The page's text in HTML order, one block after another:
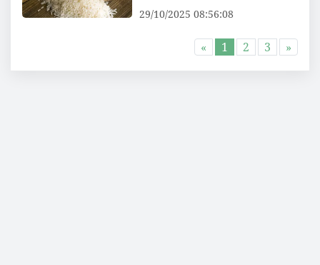
29/10/2025 08:56:08
« 1 2 3 »